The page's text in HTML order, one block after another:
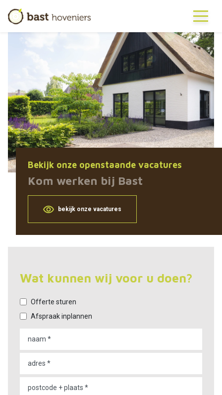
Bekijk onze openstaande vacatures
Kom werken bij Bast
bekijk onze vacatures
Wat kunnen wij voor u doen?
Offerte sturen
Afspraak inplannen